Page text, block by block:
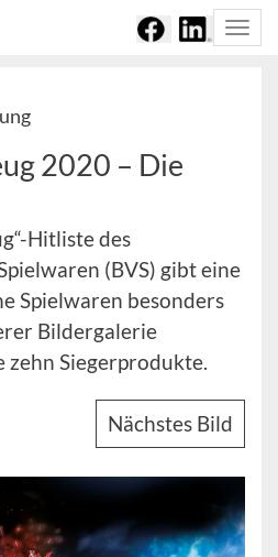
2020 – Die
Hitliste des
(BVS) gibt eine
Spielwaren besonders
Bildergalerie
Siegerprodukte.
Nächstes Bild